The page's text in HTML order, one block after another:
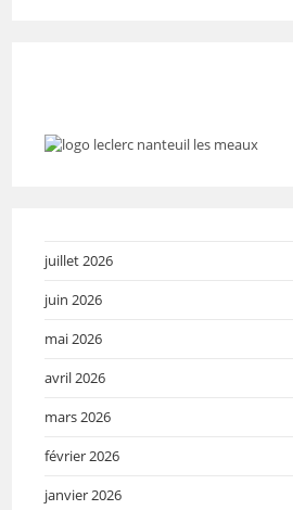
juillet 2026
juin 2026
mai 2026
avril 2026
mars 2026
février 2026
janvier 2026